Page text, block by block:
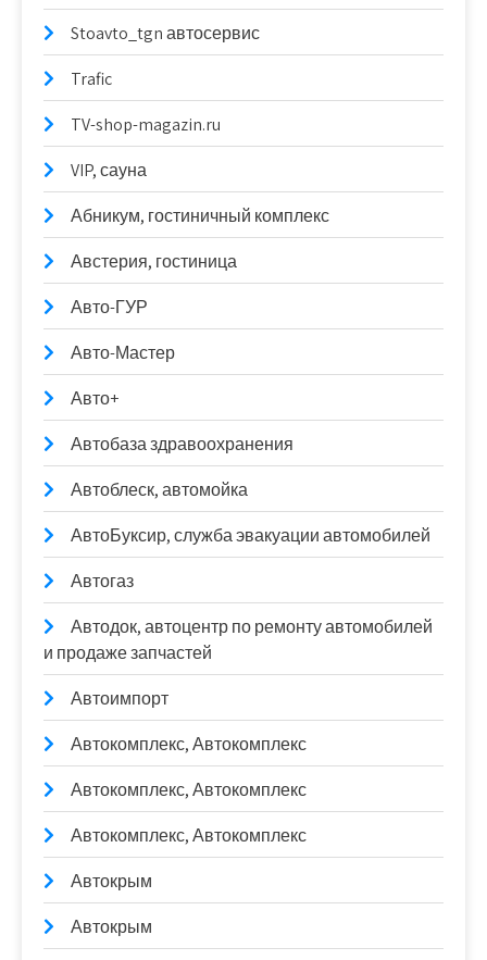
Stoavto_tgn автосервис
Trafic
TV-shop-magazin.ru
VIP, сауна
Абникум, гостиничный комплекс
Австерия, гостиница
Авто-ГУР
Авто-Мастер
Авто+
Автобаза здравоохранения
Автоблеск, автомойка
АвтоБуксир, служба эвакуации автомобилей
Автогаз
Автодок, автоцентр по ремонту автомобилей
и продаже запчастей
Автоимпорт
Автокомплекс, Автокомплекс
Автокомплекс, Автокомплекс
Автокомплекс, Автокомплекс
Автокрым
Автокрым